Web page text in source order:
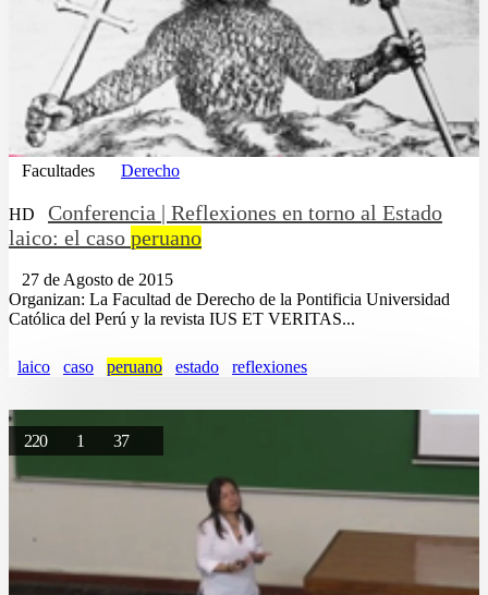
Facultades Derecho
HD
Conferencia | Reflexiones en torno al Estado
laico: el caso peruano
27 de Agosto de 2015
Organizan: La Facultad de Derecho de la Pontificia Universidad
Católica del Perú y la revista IUS ET VERITAS...
laico caso peruano estado reflexiones
220 1 37